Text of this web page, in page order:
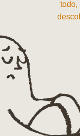
todo,